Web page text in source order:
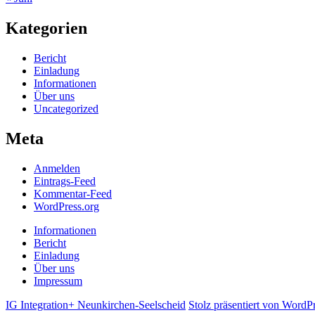
Kategorien
Bericht
Einladung
Informationen
Über uns
Uncategorized
Meta
Anmelden
Eintrags-Feed
Kommentar-Feed
WordPress.org
Informationen
Bericht
Einladung
Über uns
Impressum
IG Integration+ Neunkirchen-Seelscheid Stolz präsentiert von